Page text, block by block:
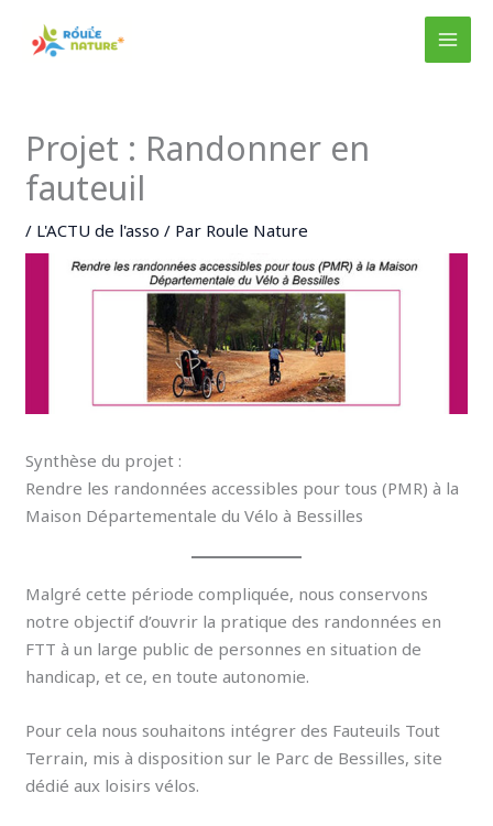
Projet : Randonner en
fauteuil
/ L'ACTU de l'asso / Par Roule Nature
Synthèse du projet :
Rendre les randonnées accessibles pour tous (PMR) à la
Maison Départementale du Vélo à Bessilles
Malgré cette période compliquée, nous conservons
notre objectif d’ouvrir la pratique des randonnées en
FTT à un large public de personnes en situation de
handicap, et ce, en toute autonomie.
Pour cela nous souhaitons intégrer des Fauteuils Tout
Terrain, mis à disposition sur le Parc de Bessilles, site
dédié aux loisirs vélos.